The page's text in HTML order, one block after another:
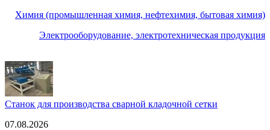
Химия (промышленная химия, нефтехимия, бытовая химия)
Электрооборудование, электротехническая продукция
Станок для производства сварной кладочной сетки
07.08.2026